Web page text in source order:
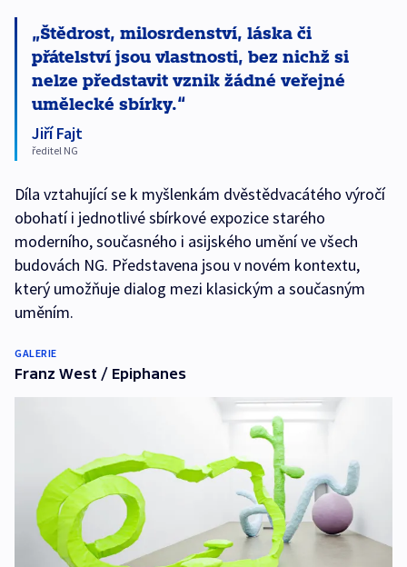
Štědrost, milosrdenství, láska či
přátelství jsou vlastnosti, bez nichž si
nelze představit vznik žádné veřejné
umělecké sbírky.
Jiří Fajt
ředitel NG
Díla vztahující se k myšlenkám dvěstědvacátého výročí
obohatí i jednotlivé sbírkové expozice starého
moderního, současného i asijského umění ve všech
budovách NG. Představena jsou v novém kontextu,
který umožňuje dialog mezi klasickým a současným
uměním.
GALERIE
Franz West / Epiphanes